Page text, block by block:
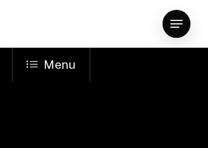
Menu
Menu